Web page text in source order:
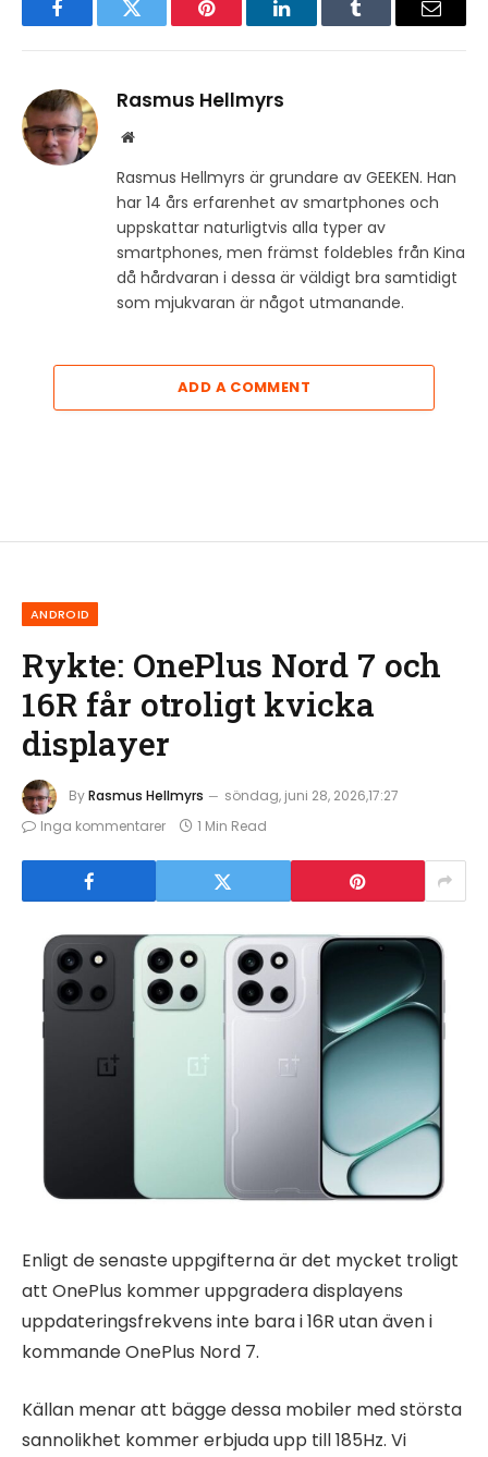
FacebookTwitter Pinterest LinkedInTumblr Email
Rasmus Hellmyrs
Website
Rasmus Hellmyrs är grundare av GEEKEN. Han
har 14 års erfarenhet av smartphones och
uppskattar naturligtvis alla typer av
smartphones, men främst foldebles från Kina
då hårdvaran i dessa är väldigt bra samtidigt
som mjukvaran är något utmanande.
ADD A COMMENT
ANDROID
Rykte: OnePlus Nord 7 och
16R får otroligt kvicka
displayer
ByRasmus Hellmyrs
söndag, juni 28, 2026,17:27
Inga kommentarer
1 Min Read
Enligt de senaste uppgifterna är det mycket troligt
att OnePlus kommer uppgradera displayens
uppdateringsfrekvens inte bara i 16R utan även i
kommande OnePlus Nord 7.
Källan menar att bägge dessa mobiler med största
sannolikhet kommer erbjuda upp till 185Hz. Vi